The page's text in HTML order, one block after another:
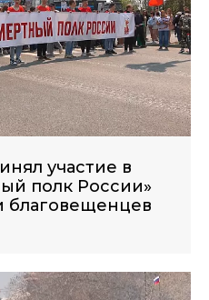
участие в
полк России»
благовещенцев